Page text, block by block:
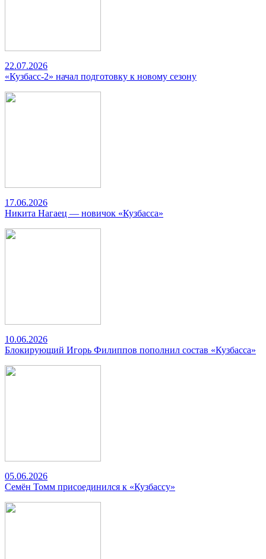
22.07.2026
«Кузбасс-2» начал подготовку к новому сезону
17.06.2026
Никита Нагаец — новичок «Кузбасса»
10.06.2026
Блокирующий Игорь Филиппов пополнил состав «Кузбасса»
05.06.2026
Семён Томм присоединился к «Кузбассу»